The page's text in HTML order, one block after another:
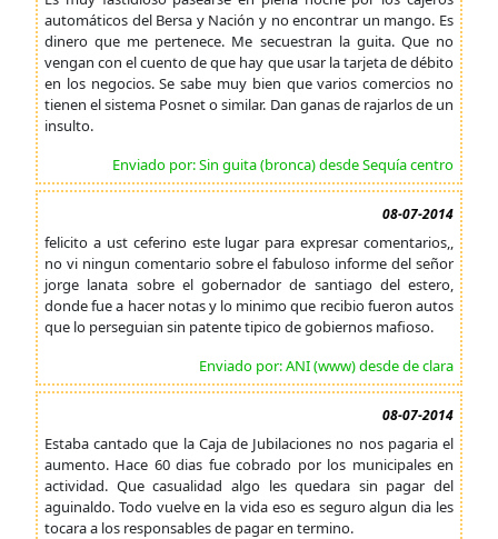
automáticos del Bersa y Nación y no encontrar un mango. Es
dinero que me pertenece. Me secuestran la guita. Que no
vengan con el cuento de que hay que usar la tarjeta de débito
en los negocios. Se sabe muy bien que varios comercios no
tienen el sistema Posnet o similar. Dan ganas de rajarlos de un
insulto.
Enviado por: Sin guita (bronca) desde Sequía centro
08-07-2014
felicito a ust ceferino este lugar para expresar comentarios,,
no vi ningun comentario sobre el fabuloso informe del señor
jorge lanata sobre el gobernador de santiago del estero,
donde fue a hacer notas y lo minimo que recibio fueron autos
que lo perseguian sin patente tipico de gobiernos mafioso.
Enviado por: ANI (www) desde de clara
08-07-2014
Estaba cantado que la Caja de Jubilaciones no nos pagaria el
aumento. Hace 60 dias fue cobrado por los municipales en
actividad. Que casualidad algo les quedara sin pagar del
aguinaldo. Todo vuelve en la vida eso es seguro algun dia les
tocara a los responsables de pagar en termino.